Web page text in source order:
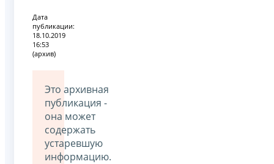
Дата
публикации:
18.10.2019
16:53
(архив)
Это архивная
публикация -
она может
содержать
устаревшую
информацию.